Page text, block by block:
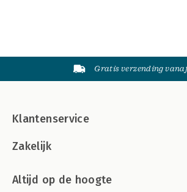
Gratis verzending
Klantenservice
Zakelijk
Altijd op de hoogte